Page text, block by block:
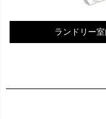
ランドリー